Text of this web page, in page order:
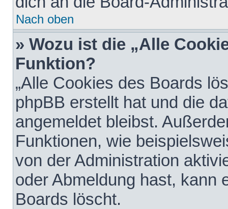
Nach oben
» Wozu ist die „Alle
Funktion?
„Alle Cookies des Boards
phpBB erstellt hat und die
angemeldet bleibst.
Funktionen, wie
von der Administration
oder Abmeldung hast, kann
Boards löscht.